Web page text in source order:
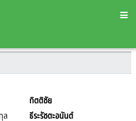
กิตติชัย
ล
ธีระรัชตะอนันต์